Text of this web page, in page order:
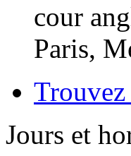
cour
Paris,
Jours et